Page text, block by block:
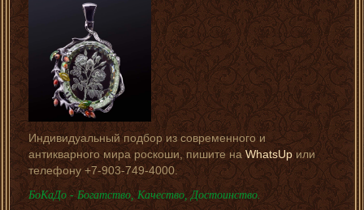
Индивидуальный подбор из современного и
антикварного мира роскоши, пишите наWhatsUp или
телефону +7-903-749-4000.
БоКаДо - Богатство, Качество, Достоинство.